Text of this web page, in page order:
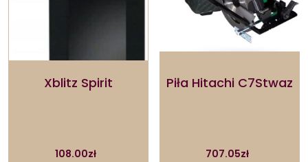
Xblitz Spirit
108.00zł
Piła Hitachi C7Stwaz
707.05zł